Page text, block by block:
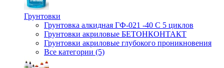
Грунтовки
Грунтовка алкидная ГФ-021 -40 С 5 циклов
Грунтовки акриловые БЕТОНКОНТАКТ
Грунтовки акриловые глубокого проникновения
Все категории (5)